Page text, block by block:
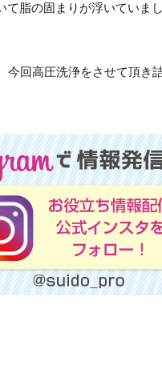
脂の固まりが浮いていまし
今回高圧洗浄をさせて頂き